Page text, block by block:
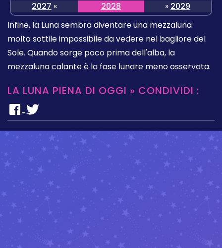
2027 « 2028 » 2029
Infine, la Luna sembra diventare una mezzaluna
molto sottile impossibile da vedere nel bagliore del
Sole. Quando sorge poco prima dell'alba, la
mezzaluna calante è la fase lunare meno osservata.
LA LUNA PIENA DI OGGI » CONDIVIDI :